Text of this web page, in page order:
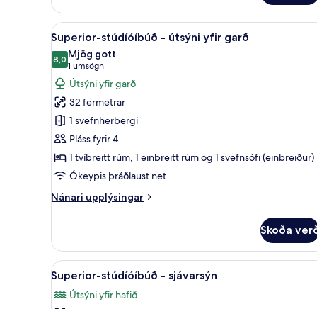
-
jarðhæð
Skoða
allar
myndir
fyrir
Superior-
stúdíóíbúð
-
útsýni
yfir
garð
Superior-stúdíóíbúð - útsýni
11
Superior-stúdíóíbúð - útsýni yfir garð
8,08,0 af 10
Mjög gott
1 umsögn
(1
umsögn)
Útsýni yfir garð
32 fermetrar
1 svefnherbergi
Pláss fyrir 4
1 tvíbreitt rúm, 1 einbreitt rúm og 1 svefnsófi (einbreiður)
Ókeypis þráðlaust net
Nánari upplýsingar
Nánari
stúdíóíbúð
útsýni
yfir
garð
Skoða
Skoða
allar
myndir
32-tommu LED-sjónvarp með
13
Superior-stúdíóíbúð - sjávarsýn
Útsýni yfir hafið